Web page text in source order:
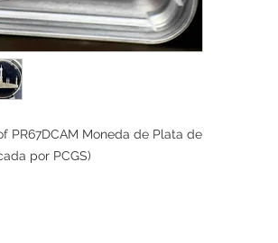
PR67DCAM Moneda de Plata de
por PCGS)